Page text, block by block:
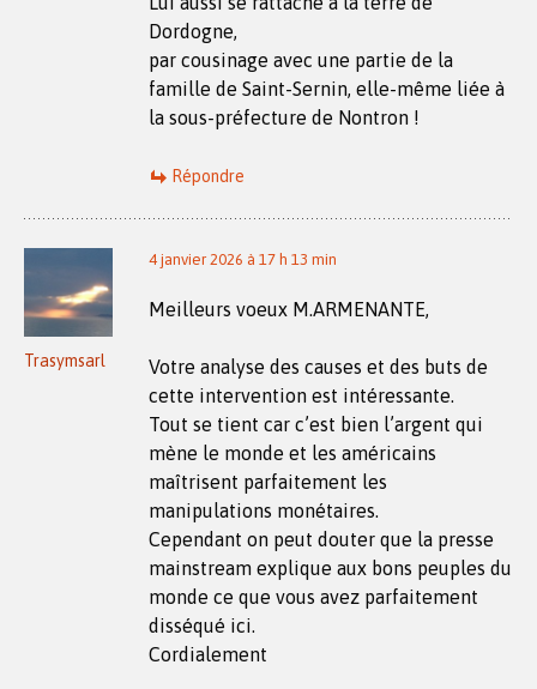
Dordogne,
par cousinage avec une partie de la
famille de Saint-Sernin, elle-même liée à
la sous-préfecture de Nontron !
Répondre
Trasymsarl
4 janvier 2026 à 17 h 13 min
Meilleurs voeux M.ARMENANTE,
Votre analyse des causes et des buts de
cette intervention est intéressante.
Tout se tient car c’est bien l’argent qui
mène le monde et les américains
maîtrisent parfaitement les
manipulations monétaires.
Cependant on peut douter que la presse
mainstream explique aux bons peuples du
monde ce que vous avez parfaitement
disséqué ici.
Cordialement